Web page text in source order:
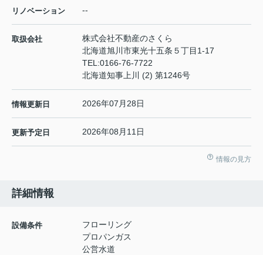
リノベーション --
取扱会社
株式会社不動産のさくら
北海道旭川市東光十五条５丁目1-17
TEL:0166-76-7722
北海道知事上川 (2) 第1246号
情報更新日 2026年07月28日
更新予定日 2026年08月11日
情報の見方
詳細情報
設備条件
フローリング
プロパンガス
公営水道